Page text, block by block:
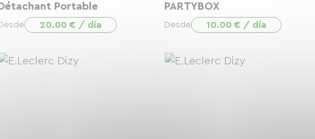
Portable
20.00 € / día
PARTYBOX
Desde 10.00 € / día